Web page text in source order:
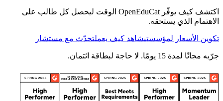
اكتشف كيف يوفّر OpenEduCat الوقت ليحصل كل طالب على
الاهتمام الذي يستحقه.
تكوين الأسعار لمؤسستيشاهد كيف يعملتحدّث مع مستشار
جرّبه مجانًا لمدة 15 يومًا. لا حاجة لبطاقة ائتمان.